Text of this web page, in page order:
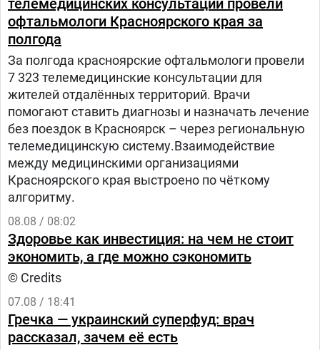
телемедицинских консультаций провели
офтальмологи Красноярского края за
полгода
За полгода красноярские офтальмологи провели
7 323 телемедицинские консультации для
жителей отдалённых территорий. Врачи
помогают ставить диагнозы и назначать лечение
без поездок в Красноярск – через региональную
телемедицинскую систему.Взаимодействие
между медицинскими организациями
Красноярского края выстроено по чёткому
алгоритму.
08.08 / 08:02
Здоровье как инвестиция: на чем не стоит
экономить, а где можно сэкономить
© Credits
07.08 / 18:41
Гречка — украинский суперфуд: врач
рассказал, зачем её есть